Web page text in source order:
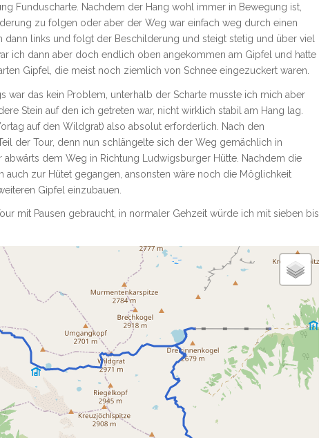
Funduscharte. Nachdem der Hang wohl immer in Bewegung ist,
zu folgen oder aber der Weg war einfach weg durch einen
dann links und folgt der Beschilderung und steigt stetig und über viel
ich dann aber doch endlich oben angekommen am Gipfel und hatte
Gipfel, die meist noch ziemlich von Schnee eingezuckert waren.
war das kein Problem, unterhalb der Scharte musste ich mich aber
Stein auf den ich getreten war, nicht wirklich stabil am Hang lag.
auf den Wildgrat) also absolut erforderlich. Nach den
der Tour, denn nun schlängelte sich der Weg gemächlich in
dem Weg in Richtung Ludwigsburger Hütte. Nachdem die
zur Hütet gegangen, ansonsten wäre noch die Möglichkeit
Gipfel einzubauen.
mit Pausen gebraucht, in normaler Gehzeit würde ich mit sieben bis